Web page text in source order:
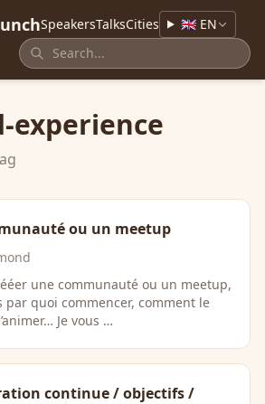
SpeakersTalksCities 🇬🇧 EN
experience
ou un meetup
une communauté ou un meetup,
par quoi commencer, comment le
Je vous …
continue / objectifs /